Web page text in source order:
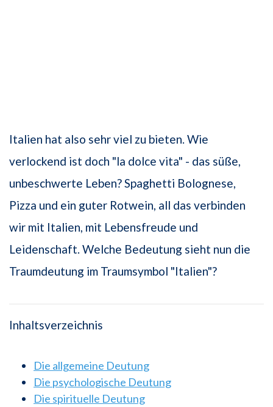
Italien hat also sehr viel zu bieten. Wie
verlockend ist doch "la dolce vita" - das süße,
unbeschwerte Leben? Spaghetti Bolognese,
Pizza und ein guter Rotwein, all das verbinden
wir mit Italien, mit Lebensfreude und
Leidenschaft. Welche Bedeutung sieht nun die
Traumdeutung im Traumsymbol "Italien"?
Inhaltsverzeichnis
Die allgemeine Deutung
Die psychologische Deutung
Die spirituelle Deutung